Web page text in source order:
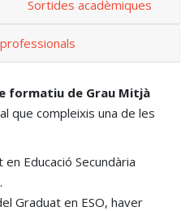
Sortides acadèmiques
formatiu de Grau Mitjà
que compleixis una de les
Educació Secundària
Graduat en ESO, haver